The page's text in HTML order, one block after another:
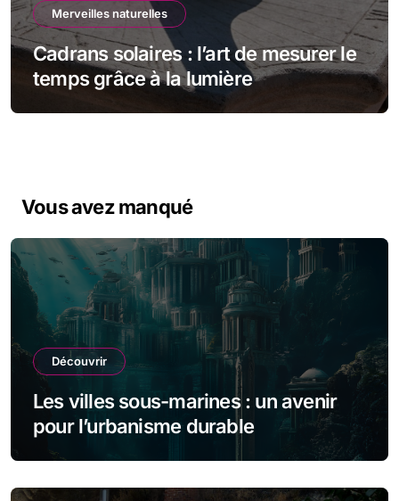
Merveilles naturelles
Cadrans solaires : l’art de mesurer le
temps grâce à la lumière
Vous avez manqué
Découvrir
Les villes sous-marines : un avenir
pour l’urbanisme durable